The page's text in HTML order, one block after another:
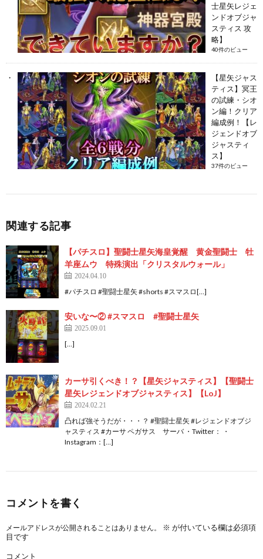
士星矢レジェ
ンドオブジャ
スティス 攻
略】
40件のビュー
【星矢ジャス
ティス】冥王
の試練・シオ
ン編！クリア
編成例！【レ
ジェンドオブ
ジャスティ
ス】
37件のビュー
関連する記事
【パチスロ】聖闘士星矢海皇覚醒 黄金聖闘士 牡
羊座ムウ 特殊演出「クリスタルウォール」
2024.04.10
#パチスロ #聖闘士星矢 #shorts #スマスロ[…]
安いな〜② #スマスロ #聖闘士星矢
2025.09.01
[…]
カーサ引くべき！？【星矢ジャスティス】【聖闘士
星矢レジェンドオブジャスティス】【LoJ】
2024.02.21
凸れば強そうだが・・・？ #聖闘士星矢 #レジェンドオブジ
ャスティス #カーサ ペガサス サーバ ・Twitter： ・
Instagram：[…]
コメントを書く
メールアドレスが公開されることはありません。 ※ が付いている欄は必須項
目です
コメント